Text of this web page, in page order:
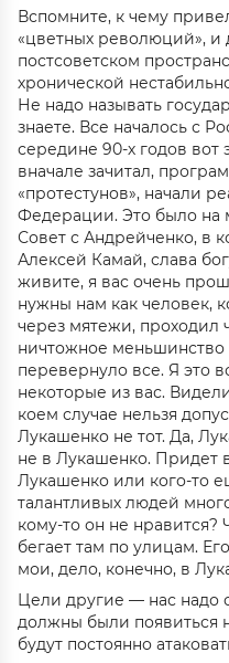
Вспомните, к чему
«цветных революций»,
постсоветском
хронической
Не надо называть
знаете. Все началось с
середине 90-х годов вот
вначале зачитал,
«протестунов», начали
Федерации. Это было на
Совет с Андрейченко, в
Алексей Камай, слава
живите, я вас очень
нужны нам как человек,
через мятежи, проходил
ничтожное
перевернуло все. Я это
некоторые из вас.
коем случае нельзя
Лукашенко не тот. Да,
не в Лукашенко. Придет
Лукашенко или кого-то
талантливых людей
кому-то он не нравится?
бегает там по улицам.
мои, дело, конечно, в
Цели другие — нас надо
должны были появиться
будут постоянно